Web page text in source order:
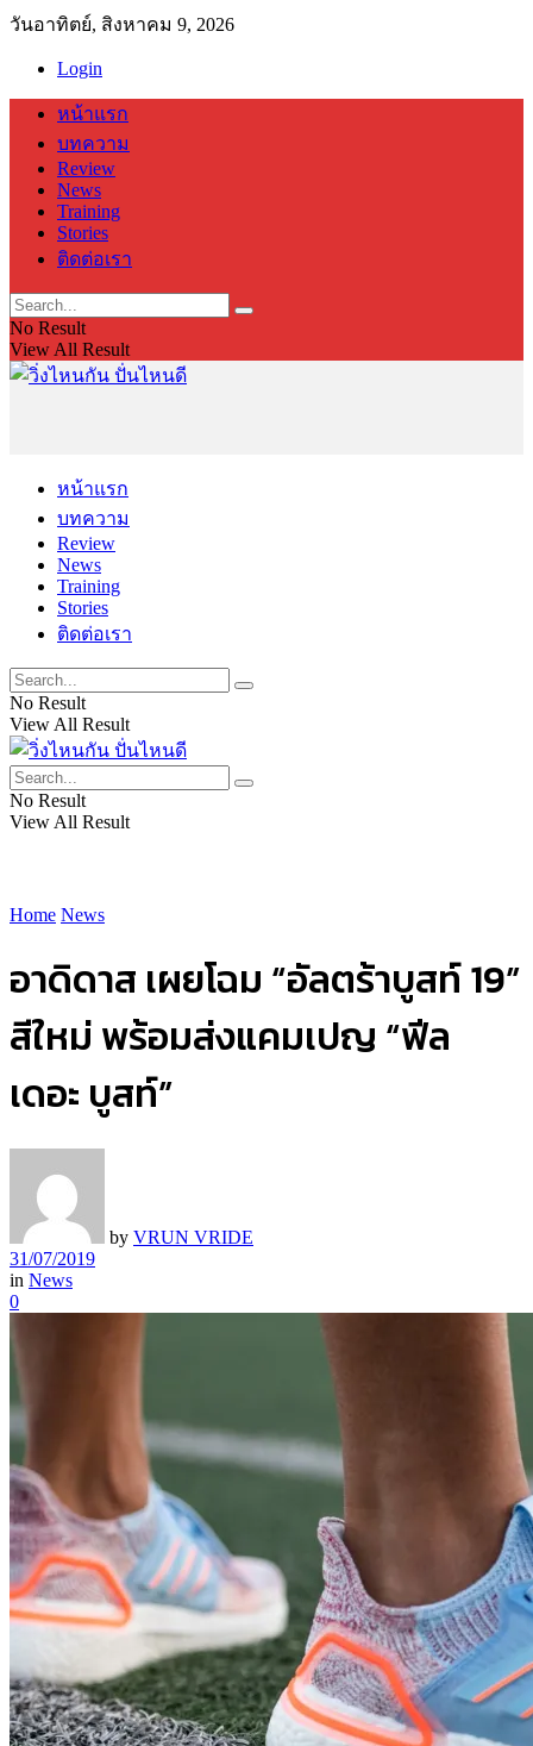
วันอาทิตย์, สิงหาคม 9, 2026
Login
หน้าแรก
บทความ
Review
News
Training
Stories
ติดต่อเรา
No Result
View All Result
หน้าแรก
บทความ
Review
News
Training
Stories
ติดต่อเรา
No Result
View All Result
No Result
View All Result
Home News
อาดิดาส เผยโฉม “อัลตร้าบูสท์ 19”
สีใหม่ พร้อมส่งแคมเปญ “ฟีล
เดอะ บูสท์”
by VRUN VRIDE
31/07/2019
in News
0